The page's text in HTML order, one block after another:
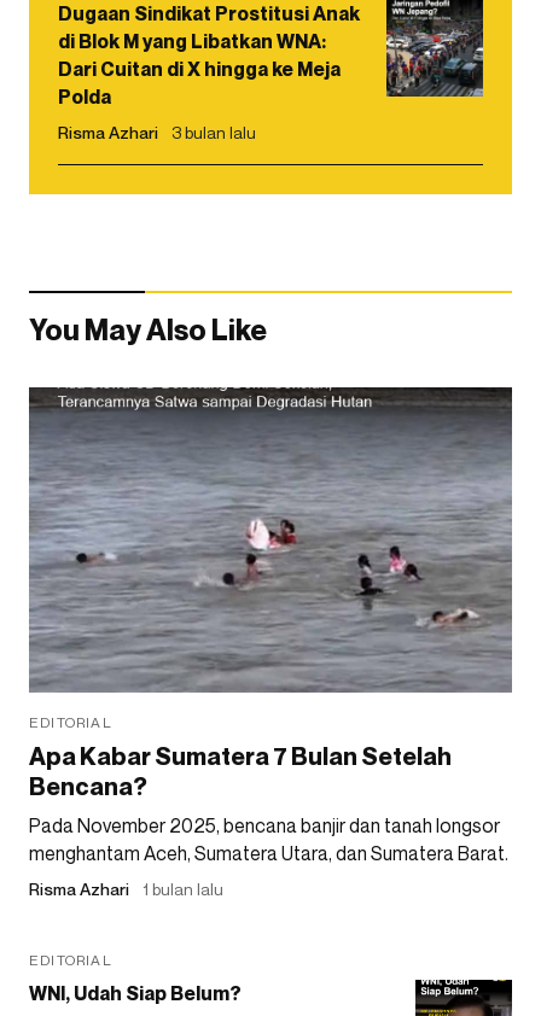
Dugaan Sindikat Prostitusi Anak
di Blok M yang Libatkan WNA:
Dari Cuitan di X hingga ke Meja
Polda
Risma Azhari 3 bulan lalu
You May Also Like
EDITORIAL
Apa Kabar Sumatera 7 Bulan Setelah
Bencana?
Pada November 2025, bencana banjir dan tanah longsor
menghantam Aceh, Sumatera Utara, dan Sumatera Barat.
Risma Azhari 1 bulan lalu
EDITORIAL
WNI, Udah Siap Belum?